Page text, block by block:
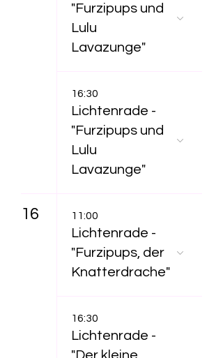
"Furzipups und
Lulu
Lavazunge"
16:30
Lichtenrade -
"Furzipups und
Lulu
Lavazunge"
16 11:00
Lichtenrade -
"Furzipups, der
Knatterdrache"
16:30
Lichtenrade -
"Der kleine